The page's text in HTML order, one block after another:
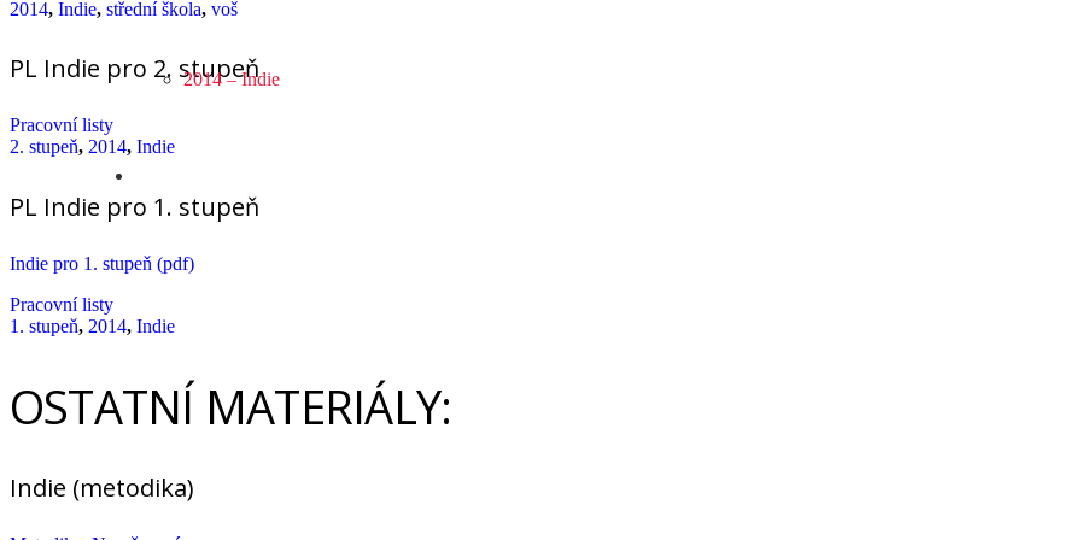
2014 – Indie
2014, Indie, střední škola, voš
PL Indie pro 2. stupeň
Pracovní listy
2. stupeň, 2014, Indie
PL Indie pro 1. stupeň
Indie pro 1. stupeň (pdf)
Pracovní listy
1. stupeň, 2014, Indie
OSTATNÍ MATERIÁLY:
Indie (metodika)